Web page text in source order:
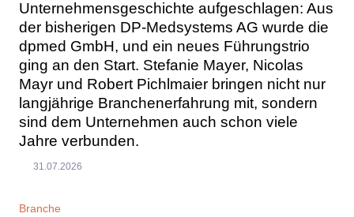
Unternehmensgeschichte aufgeschlagen: Aus
der bisherigen DP-Medsystems AG wurde die
dpmed GmbH, und ein neues Führungstrio
ging an den Start. Stefanie Mayer, Nicolas
Mayr und Robert Pichlmaier bringen nicht nur
langjährige Branchenerfahrung mit, sondern
sind dem Unternehmen auch schon viele
Jahre verbunden.
31.07.2026
Branche